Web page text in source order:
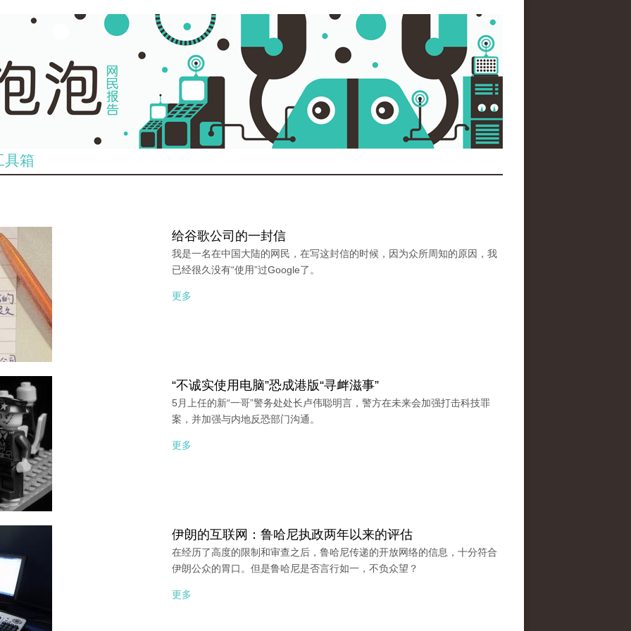
具箱
给谷歌公司的一封信
我是一名在中国大陆的网民，在写这封信的时候，因为众所周知的原因，我
已经很久没有“使用”过Google了。
更多
“不诚实使用电脑”恐成港版“寻衅滋事”
5月上任的新“一哥”警务处处长卢伟聪明言，警方在未来会加强打击科技罪
案，并加强与内地反恐部门沟通。
更多
伊朗的互联网：鲁哈尼执政两年以来的评估
在经历了高度的限制和审查之后，鲁哈尼传递的开放网络的信息，十分符合
伊朗公众的胃口。但是鲁哈尼是否言行如一，不负众望？
更多